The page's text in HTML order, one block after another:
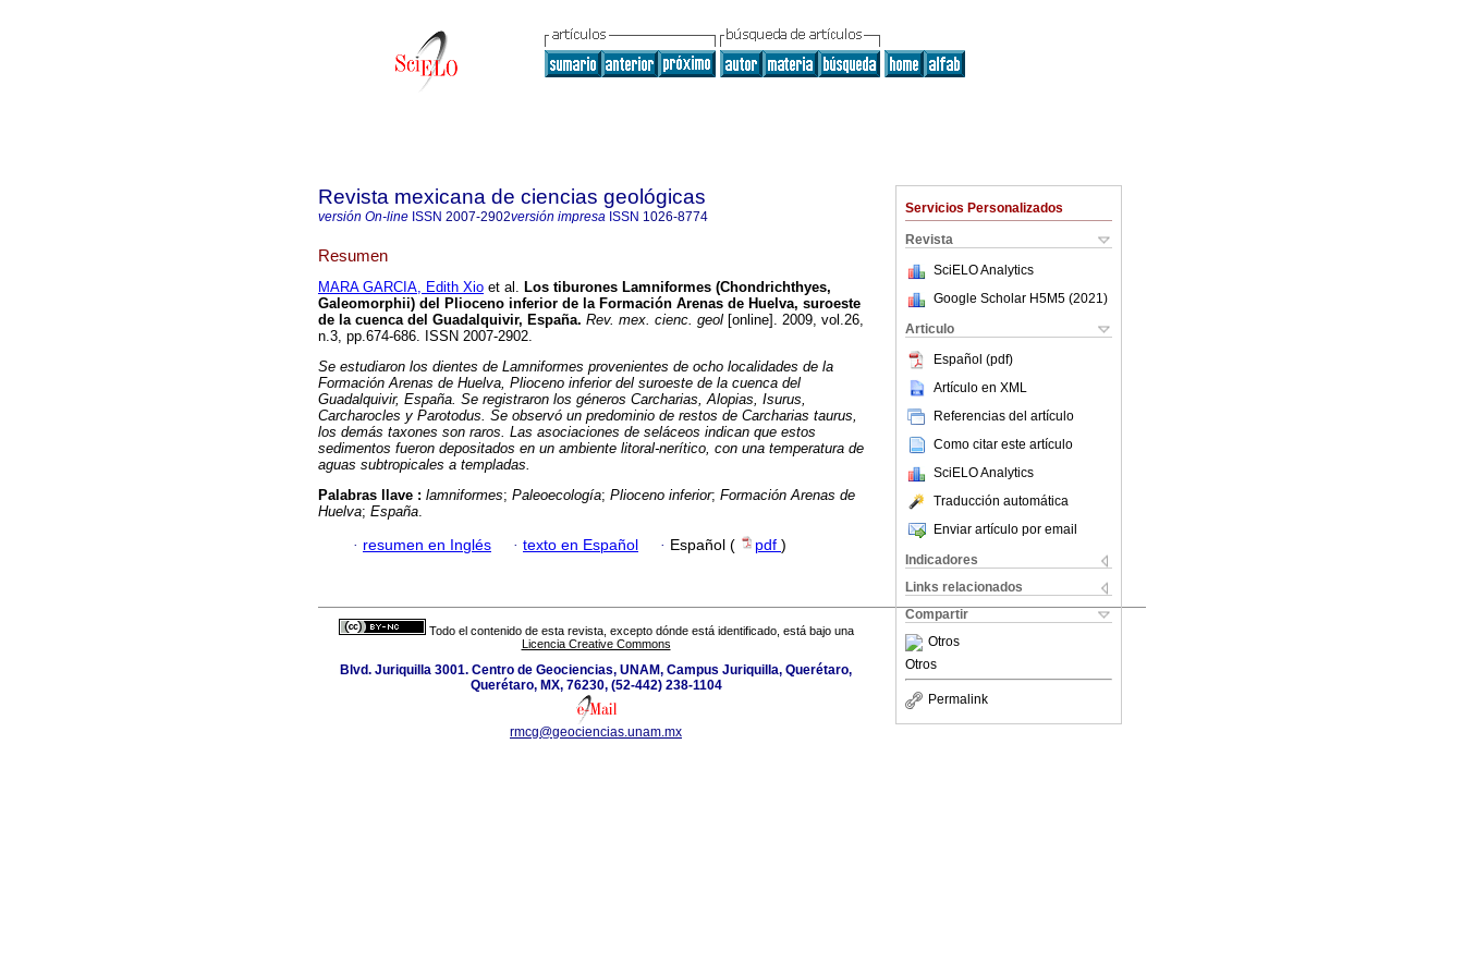
Servicios Personalizados
Revista
SciELO Analytics
Google Scholar H5M5 (2021 )
Articulo
Español (pdf)
Artículo en XML
Referencias del artículo
Como citar este artículo
SciELO Analytics
Traducción automática
Enviar artículo por email
Indicadores
Links relacionados
Compartir
Otros
Otros
Permalink
Revista mexicana de ciencias geológicas
versión On-line ISSN 2007-2902versión impresa ISSN 1026-8774
Resumen
MARA GARCIA, Edith Xio et al. Los tiburones Lamniformes (Chondrichthyes,
Galeomorphii) del Plioceno inferior de la Formación Arenas de Huelva, suroeste
de la cuenca del Guadalquivir, España. Rev. mex. cienc. geol [online]. 2009, vol.26,
n.3, pp.674-686. ISSN 2007-2902.
Se estudiaron los dientes de Lamniformes provenientes de ocho localidades de la
Formación Arenas de Huelva, Plioceno inferior del suroeste de la cuenca del
Guadalquivir, España. Se registraron los géneros Carcharias, Alopias, Isurus,
Carcharocles y Parotodus. Se observó un predominio de restos de Carcharias taurus,
los demás taxones son raros. Las asociaciones de seláceos indican que estos
sedimentos fueron depositados en un ambiente litoral-nerítico, con una temperatura de
aguas subtropicales a templadas.
Palabras llave : lamniformes; Paleoecología; Plioceno inferior; Formación Arenas de
Huelva; España.
· resumen en Inglés · texto en Español · Español ( pdf )
Todo el contenido de esta revista, excepto dónde está identificado, está bajo una
Licencia Creative Commons
Blvd. Juriquilla 3001. Centro de Geociencias, UNAM, Campus Juriquilla, Querétaro,
Querétaro, MX, 76230, (52-442) 238-1104
rmcg@geociencias.unam.mx